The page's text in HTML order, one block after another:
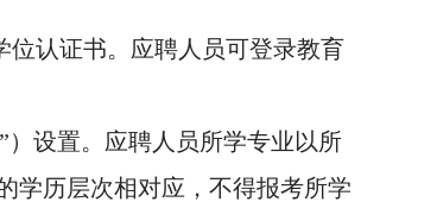
位认证书。应聘人员可登录教育
）设置。应聘人员所学专业以所
学历层次相对应，不得报考所学